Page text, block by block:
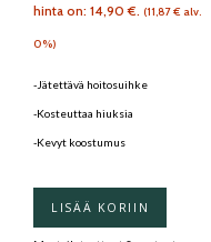
hinta on: 14,90 €.
(11,87€ alv.
0%)
-Jätettävä hoitosuihke
-Kosteuttaa hiuksia
-Kevyt koostumus
LISÄÄ KORIIN